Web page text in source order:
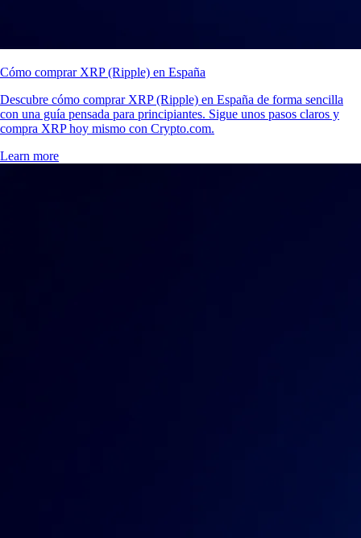
Cómo comprar XRP (Ripple) en España
Descubre cómo comprar XRP (Ripple) en España de forma sencilla
con una guía pensada para principiantes. Sigue unos pasos claros y
compra XRP hoy mismo con Crypto.com.
Learn more